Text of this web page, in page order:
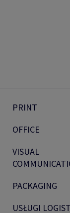
PRINT
OFFICE
VISUAL
PACKAGING
USŁUGI